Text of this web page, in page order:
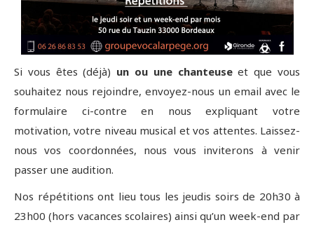
Si vous êtes (déjà) un ou une chanteuseet que vous
souhaitez nous rejoindre, envoyez-nous un email avec le
formulaire ci-contre en nous expliquant votre
motivation, votre niveau musical et vos attentes. Laissez-
nous vos coordonnées, nous vous inviterons à venir
passer une audition.
Nos répétitions ont lieu tous les jeudis soirs de 20h30 à
23h00 (hors vacances scolaires) ainsi qu’un week-end par